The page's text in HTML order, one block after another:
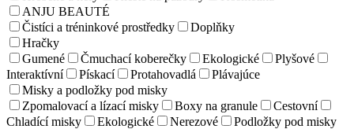
ANJU BEAUTÉ
Čistíci a tréninkové prostředky
Doplňky
Hračky
Gumené
Čmuchací koberečky Ekologické
Plyšové
Interaktívní
Pískací Protahovadlá
Plávajúce
Misky a podložky pod misky
Zpomalovací a lízací misky
Boxy na granule
Cestovní
Chladící misky
Ekologické Nerezové Podložky pod misky